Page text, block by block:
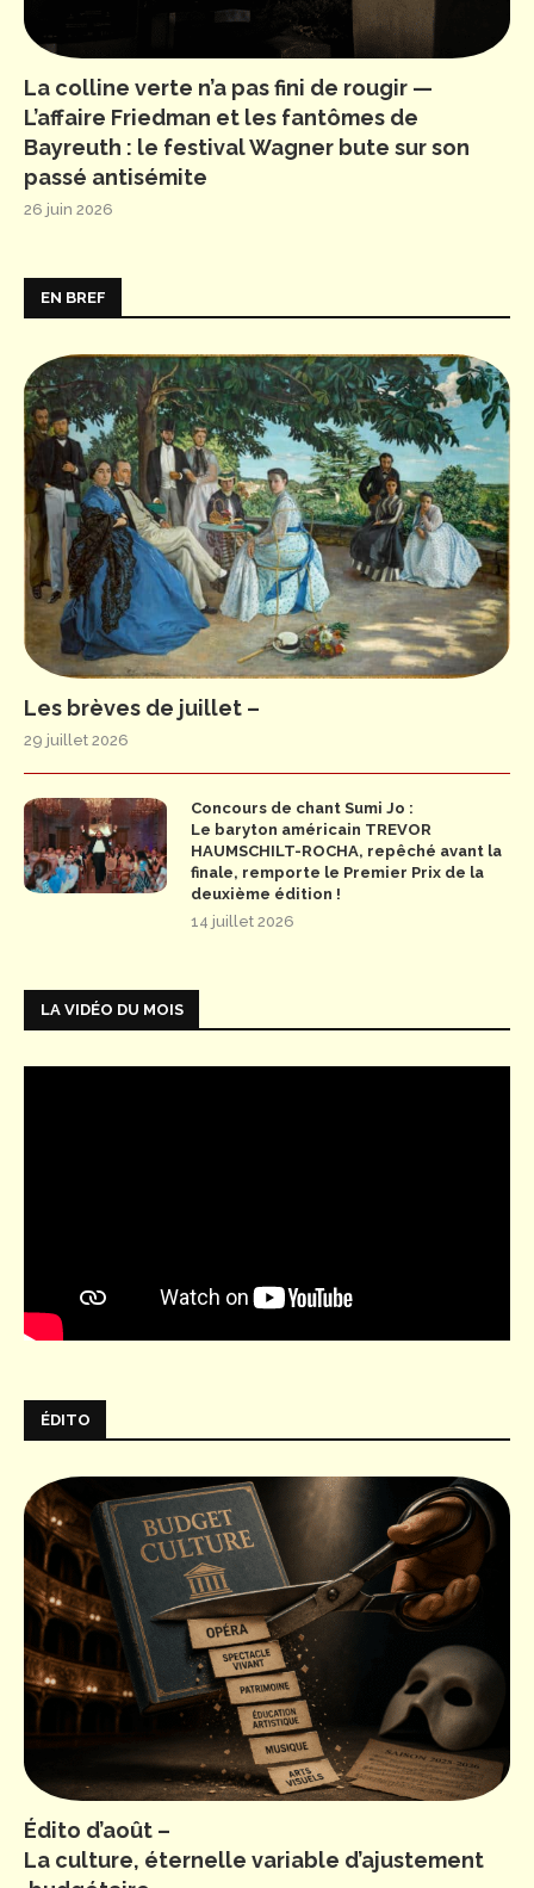
La colline verte n’a pas fini de rougir —
L’affaire Friedman et les fantômes de
Bayreuth : le festival Wagner bute sur son
passé antisémite
26 juin 2026
EN BREF
Les brèves de juillet –
29 juillet 2026
Concours de chant Sumi Jo :
Le baryton américain TREVOR
HAUMSCHILT-ROCHA, repêché avant la
finale, remporte le Premier Prix de la
deuxième édition !
14 juillet 2026
LA VIDÉO DU MOIS
ÉDITO
Édito d’août –
La culture, éternelle variable d’ajustement